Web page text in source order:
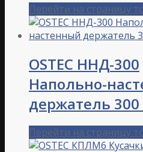
Перейти на страницу
OSTEC ННД-300
Напольно-
держатель
Перейти на страницу